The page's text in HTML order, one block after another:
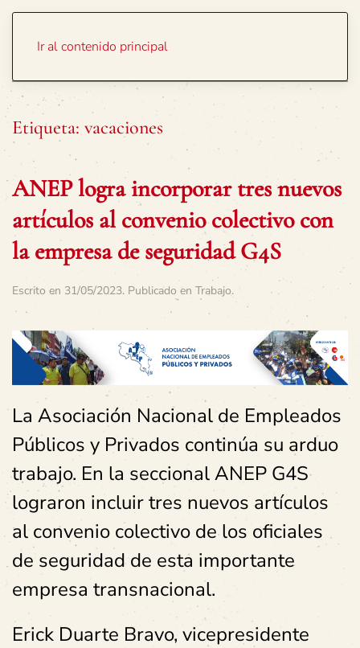
Ir al contenido principal
Etiqueta: vacaciones
ANEP logra incorporar tres nuevos
artículos al convenio colectivo con
la empresa de seguridad G4S
Escrito en 31/05/2023. Publicado en Trabajo.
La Asociación Nacional de Empleados
Públicos y Privados continúa su arduo
trabajo. En la seccional ANEP G4S
lograron incluir tres nuevos artículos
al convenio colectivo de los oficiales
de seguridad de esta importante
empresa transnacional.
Erick Duarte Bravo, vicepresidente